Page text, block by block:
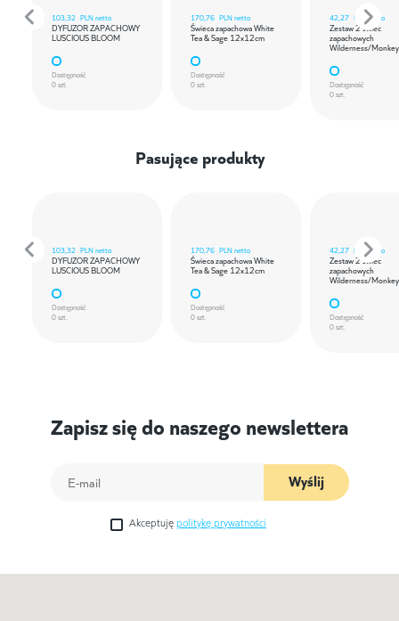
103,32 PLN netto
DYFUZOR ZAPACHOWY
LUSCIOUS BLOOM
Dostępność
0 szt.
170,76 PLN netto
Świeca zapachowa White
Tea & Sage 12x12cm
Dostępność
0 szt.
42,27 PLN netto
Zestaw 2 świec
zapachowych
Wilderness/Monkey
Dostępność
0 szt.
Pasujące produkty
103,32 PLN netto
DYFUZOR ZAPACHOWY
LUSCIOUS BLOOM
Dostępność
0 szt.
170,76 PLN netto
Świeca zapachowa White
Tea & Sage 12x12cm
Dostępność
0 szt.
42,27 PLN netto
Zestaw 2 świec
zapachowych
Wilderness/Monkey
Dostępność
0 szt.
Zapisz się do naszego newslettera
Wyślij
Akceptuję politykę prywatności